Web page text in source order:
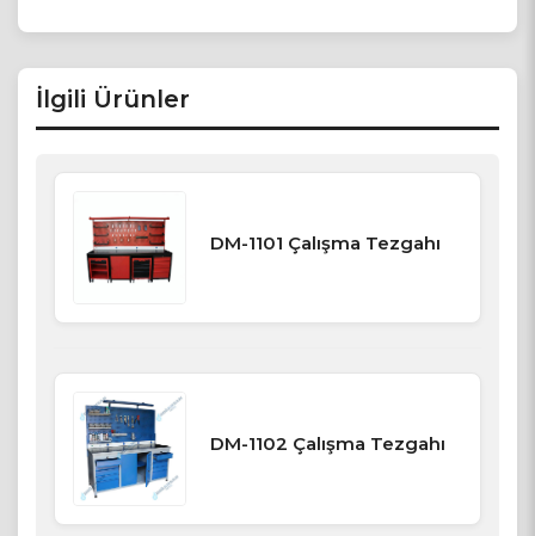
İlgili Ürünler
DM-1101 Çalışma Tezgahı
DM-1102 Çalışma Tezgahı